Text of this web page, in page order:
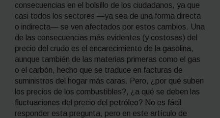
consecuencias en el bolsillo de los ciudadanos, ya que
casi todos los sectores —ya sea de una forma directa
o indirecta— se ven afectados por estos cambios. Una
de las consecuencias más evidentes (y costosas) del
precio del crudo es el encarecimiento de la gasolina,
aunque también de las materias primeras como el gas
o el carbón, hecho que se traduce en facturas de
suministros del hogar más caras. Pero, ¿por qué suben
los precios de los combustibles?, ¿a qué se deben las
fluctuaciones del precio del petróleo? No es fácil
responder esta pregunta, pero en este artículo de